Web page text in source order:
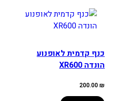
כנף קדמית לאופנוע
הונדה XR600
200.00₪